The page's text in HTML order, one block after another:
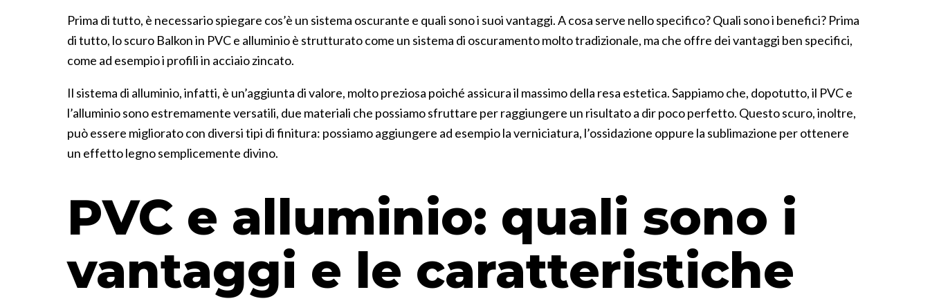
Prima di tutto, è necessario spiegare cos’è un sistema oscurante e quali sono i suoi vantaggi. A cosa serve nello specifico? Quali sono i benefici? Prima
di tutto, lo scuro Balkon in PVC e alluminio è strutturato come un sistema di oscuramento molto tradizionale, ma che offre dei vantaggi ben specifici,
come ad esempio i profili in acciaio zincato.
Il sistema di alluminio, infatti, è un’aggiunta di valore, molto preziosa poiché assicura il massimo della resa estetica. Sappiamo che, dopotutto, il PVC e
l’alluminio sono estremamente versatili, due materiali che possiamo sfruttare per raggiungere un risultato a dir poco perfetto. Questo scuro, inoltre,
può essere migliorato con diversi tipi di finitura: possiamo aggiungere ad esempio la verniciatura, l’ossidazione oppure la sublimazione per ottenere
un effetto legno semplicemente divino.
PVC e alluminio: quali sono i
vantaggi e le caratteristiche